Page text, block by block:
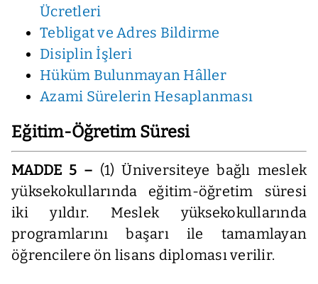
Ücretleri
Tebligat ve Adres Bildirme
Disiplin İşleri
Hüküm Bulunmayan Hâller
Azami Sürelerin Hesaplanması
Eğitim-Öğretim Süresi
MADDE 5 – (1) Üniversiteye bağlı meslek
yüksekokullarında eğitim-öğretim süresi
iki yıldır. Meslek yüksekokullarında
programlarını başarı ile tamamlayan
öğrencilere ön lisans diploması verilir.